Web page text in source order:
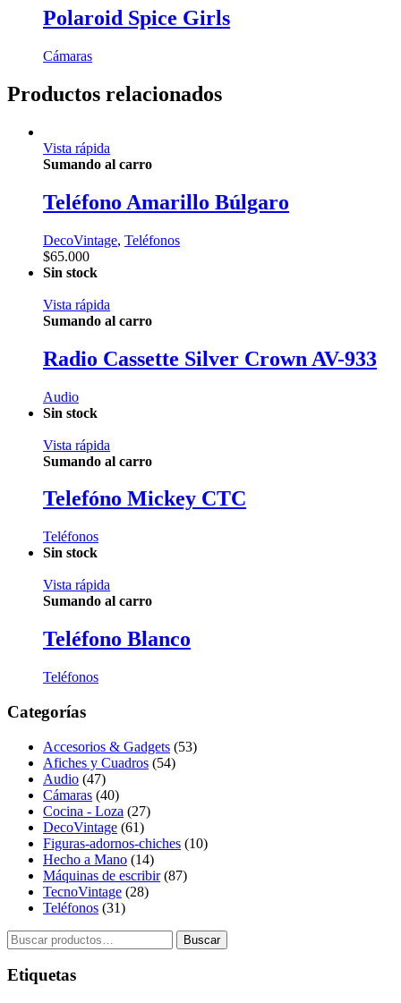
Polaroid Spice Girls
Cámaras
Productos relacionados
Vista rápida
Sumando al carro
Teléfono Amarillo Búlgaro
DecoVintage, Teléfonos
$65.000
Sin stock
Vista rápida
Sumando al carro
Radio Cassette Silver Crown AV-933
Audio
Sin stock
Vista rápida
Sumando al carro
Telefóno Mickey CTC
Teléfonos
Sin stock
Vista rápida
Sumando al carro
Teléfono Blanco
Teléfonos
Categorías
Accesorios & Gadgets (53)
Afiches y Cuadros (54)
Audio (47)
Cámaras (40)
Cocina - Loza (27)
DecoVintage (61)
Figuras-adornos-chiches (10)
Hecho a Mano (14)
Máquinas de escribir (87)
TecnoVintage (28)
Teléfonos (31)
Buscar
por:
Buscar
Etiquetas